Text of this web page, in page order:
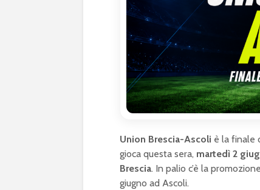
Union Brescia-Ascoli è la finale
gioca questa sera, martedì 2
Brescia. In palio c’è la
giugno ad Ascoli.